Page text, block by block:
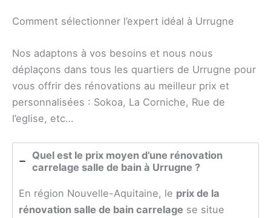
Comment sélectionner l’expert idéal à Urrugne
Nos adaptons à vos besoins et nous nous
déplaçons dans tous les quartiers de Urrugne pour
vous offrir des rénovations au meilleur prix et
personnalisées : Sokoa, La Corniche, Rue de
l’eglise, etc…
Quel est le prix moyen d’une rénovation
carrelage salle de bain à Urrugne ?
En région Nouvelle-Aquitaine, le prix de la
rénovation salle de bain carrelage se situe